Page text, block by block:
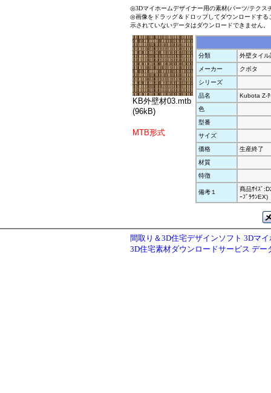
◎3Dマイホームデザイナー用の素材(パーツ/テクス
◎画像をドラッグ＆ドロップしてダウンロードす
示されていないデータはダウンロードできません。
KB外壁材03.mtb
(96kB)
MTB形式
分類
外壁タイル
メーカー
クボタ
シリーズ
品名
Kubota Z-ﾃ
色
型番
サイズ
価格
生産終了
材質
特徴
備考１
商品ｻｲｽﾞ
ｰﾌﾞﾗｳﾝEX)
間取り＆3D住宅デザインソフト 3Dマ
3D住宅素材ダウンロードサービス デー